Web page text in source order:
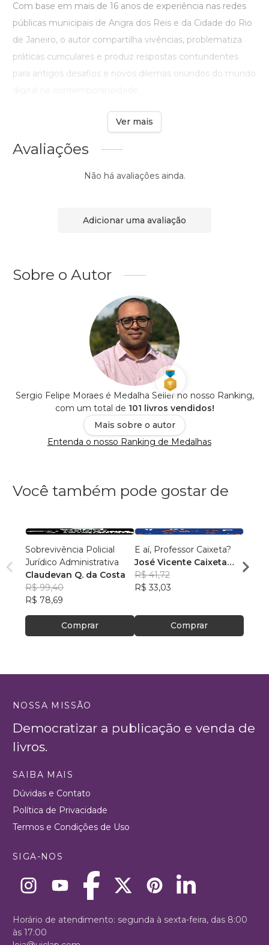
Com base em mais de 16 anos de experiência nas redes
públicas municipais de Angra dos Reis e da Cidade do Rio
de Janeiro, o autor compartilha vivências, problematiza
práticas curriculares e produz respostas contundentes
para antigos desafios e novos dilemas oriundos do mundo
Ver mais
Avaliações
Não há avaliações ainda.
Adicionar uma avaliação
Sobre o Autor
Sergio Felipe Moraes é Medalha Seller no nosso Ranking,
com um total de 101 livros vendidos!
Mais sobre o autor
Entenda o nosso Ranking de Medalhas
Você também pode gostar de
Sobrevivência Policial
Jurídico Administrativa
Claudevan Q. da Costa
R$ 99,40
R$ 78,69
Comprar
E aí, Professor Caixeta?
José Vicente Caixeta
Filho
R$ 41,72
R$ 33,03
Comprar
Aulas
NOSSA MISSÃO
Democratizar a publicação e venda de
livros.
SAIBA MAIS
Dúvidas e Contato
Política de Privacidade
Termos e Condições de Uso
SIGA-NOS
Horário de atendimento: segunda à sexta-feira, das 8:00
às 17:00